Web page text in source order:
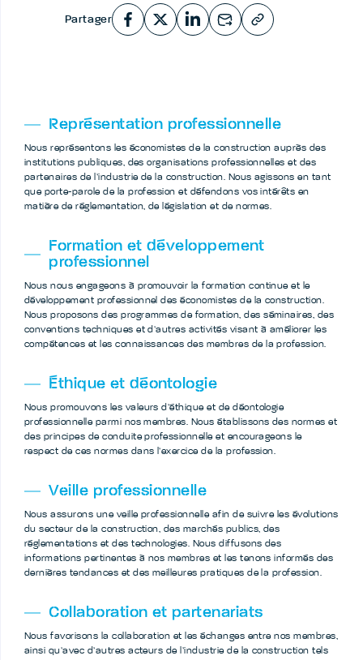
Partager
Représentation professionnelle
Nous représentons les économistes de la construction auprès des
institutions publiques, des organisations professionnelles et des
partenaires de l’industrie de la construction. Nous agissons en tant
que porte-parole de la profession et défendons vos intérêts en
matière de réglementation, de législation et de normes.
Formation et développement
professionnel
Nous nous engageons à promouvoir la formation continue et le
développement professionnel des économistes de la construction.
Nous proposons des programmes de formation, des séminaires, des
conventions techniques et d’autres activités visant à améliorer les
compétences et les connaissances des membres de la profession.
Éthique et déontologie
Nous promouvons les valeurs d’éthique et de déontologie
professionnelle parmi nos membres. Nous établissons des normes et
des principes de conduite professionnelle et encourageons le
respect de ces normes dans l’exercice de la profession.
Veille professionnelle
Nous assurons une veille professionnelle afin de suivre les évolutions
du secteur de la construction, des marchés publics, des
réglementations et des technologies. Nous diffusons des
informations pertinentes à nos membres et les tenons informés des
dernières tendances et des meilleures pratiques de la profession.
Collaboration et partenariats
Nous favorisons la collaboration et les échanges entre nos membres,
ainsi qu’avec d’autres acteurs de l’industrie de la construction tels